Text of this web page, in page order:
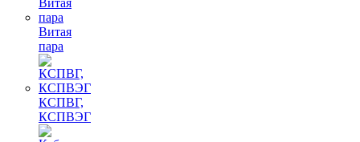
Витая
пара
КСПВГ,
КСПВЭГ